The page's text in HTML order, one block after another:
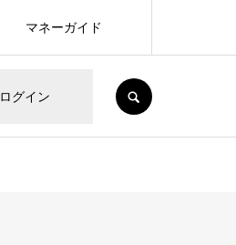
ログイン
マネーガイド